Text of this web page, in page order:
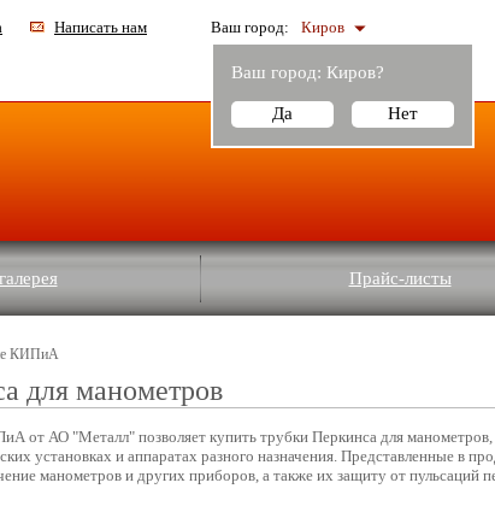
Написать нам Ваш город: Киров
Ваш город: Киров?
Да Нет
Прайс-листы
КИПиА
для манометров
от АО "Металл" позволяет купить трубки Перкинса для
установках и аппаратах разного назначения. Представленные в
манометров и других приборов, а также их защиту от пульсаций